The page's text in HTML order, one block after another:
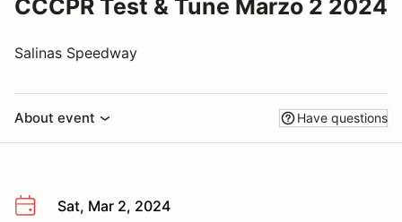
CCCPR Test & Tune Marzo 2 2024
Salinas Speedway
About event Have questions
Sat, Mar 2, 2024